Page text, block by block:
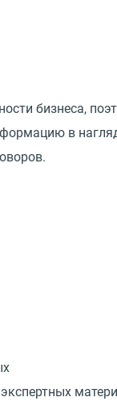
бизнеса,
в
экспертных